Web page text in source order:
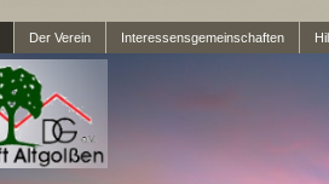
Der Verein Interessensgemeinschaften